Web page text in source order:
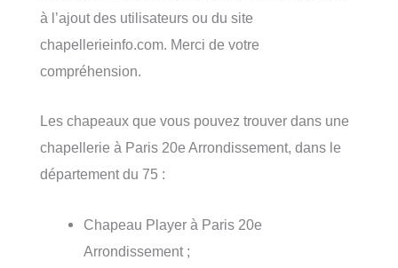
à l’ajout des utilisateurs ou du site
chapellerieinfo.com. Merci de votre
compréhension.
Les chapeaux que vous pouvez trouver dans une
chapellerie à Paris 20e Arrondissement, dans le
département du 75 :
Chapeau Player à Paris 20e
Arrondissement ;